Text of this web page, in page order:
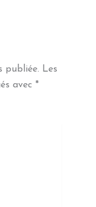
publiée. Les
avec *